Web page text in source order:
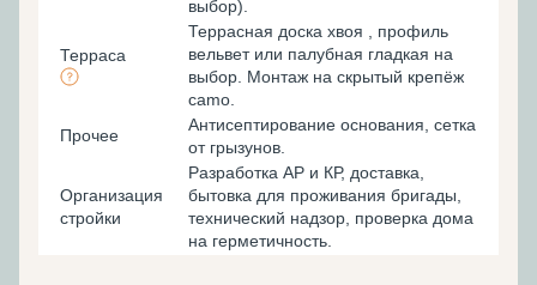
выбор).
Терраса
Террасная доска хвоя , профиль
вельвет или палубная гладкая на
выбор. Монтаж на скрытый крепёж
camo.
Прочее
Антисептирование основания, cетка
от грызунов.
Организация
стройки
Разработка АР и КР, доставка,
бытовка для проживания бригады,
технический надзор, проверка дома
на герметичность.